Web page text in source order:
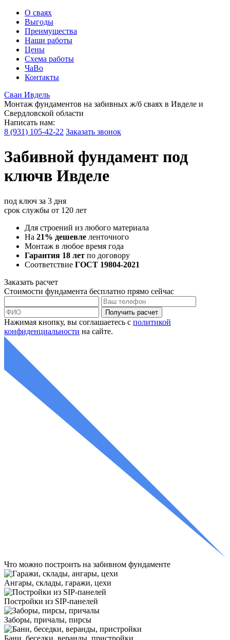
О сваях
Выгоды
Преимущества
Наши работы
Цены
Схема работы
ЧаВо
Контакты
Сваи Ивдель
Монтаж фундаментов на забивных ж/б сваях в Ивделе и
Свердловской области
Написать нам:
8 (931) 105-42-22 Заказать звонок
Забивной фундамент под
ключв Ивделе
под ключ за 3 дня
срок службы от 120 лет
Для строений из любого материала
На 21% дешевле ленточного
Монтаж в любое время года
Гарантия 18 лет по договору
Соответствие ГОСТ 19804-2021
Заказать расчет
Стоимости фундамента бесплатно прямо сейчас
Нажимая кнопку, вы соглашаетесь с политикой
конфиденциальности на сайте.
Что можно построить на забивном фундаменте
Ангары, склады, гаражи, цехи
Постройки из SIP-панелей
Заборы, причалы, пирсы
Бани, беседки, веранды, пристройки